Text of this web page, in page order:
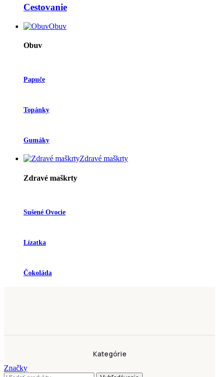
Cestovanie
Obuv
Obuv
Papuče
Topánky
Gumáky
Zdravé maškrty
Zdravé maškrty
Sušené Ovocie
Lízatka
Čokoláda
Kategórie
Značky